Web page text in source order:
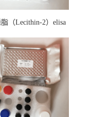
（Lecithin-2）elisa